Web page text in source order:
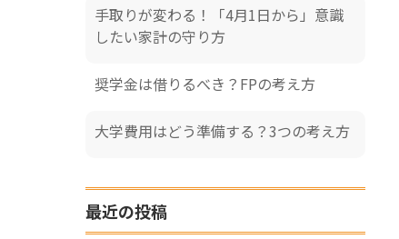
手取りが変わる！「4月1日から」意識
したい家計の守り方
奨学金は借りるべき？FPの考え方
大学費用はどう準備する？3つの考え方
最近の投稿